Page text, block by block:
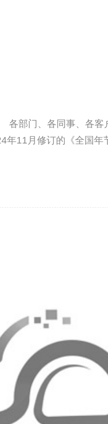
部门、各同事、各客
年11月修订的《全国年
5天。4月27日（周日）
6日（星期二）正常上